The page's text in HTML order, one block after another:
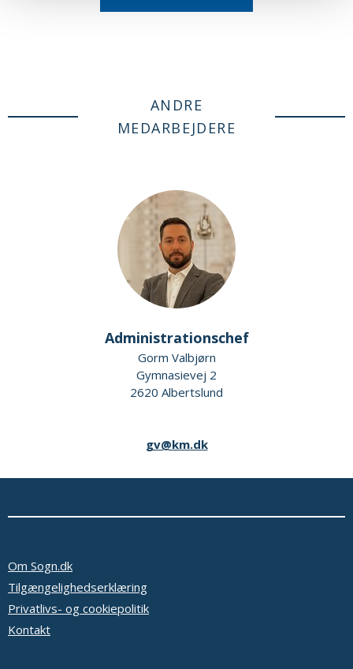
ANDRE
MEDARBEJDERE
Administrationschef
Gorm Valbjørn
Gymnasievej 2
2620 Albertslund
gv@km.dk
Om Sogn.dk
Tilgængelighedserklæring
Privatlivs- og cookiepolitik
Kontakt